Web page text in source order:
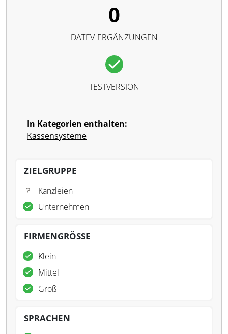
0
DATEV-ERGÄNZUNGEN
TESTVERSION
In Kategorien enthalten:
Kassensysteme
ZIELGRUPPE
Kanzleien
Unternehmen
FIRMENGRÖSSE
Klein
Mittel
Groß
SPRACHEN